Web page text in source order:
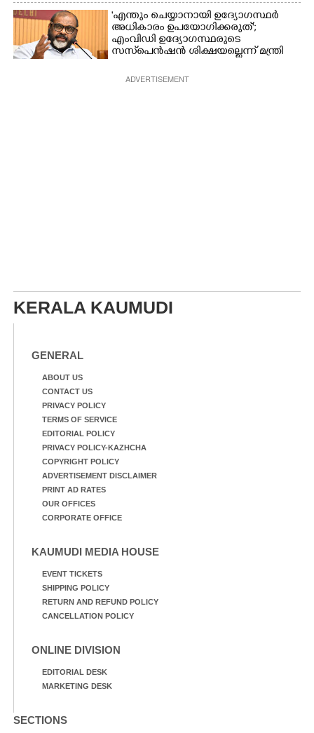
'എന്തും ചെയ്യാനായി ഉദ്യോഗസ്ഥർ
അധികാരം ഉപയോഗിക്കരുത്';
എംവിഡി ഉദ്യോഗസ്ഥരുടെ
സസ്‌പെൻഷൻ ശിക്ഷയല്ലെന്ന് മന്ത്രി
ADVERTISEMENT
KERALA KAUMUDI
GENERAL
ABOUT US
CONTACT US
PRIVACY POLICY
TERMS OF SERVICE
EDITORIAL POLICY
PRIVACY POLICY-KAZHCHA
COPYRIGHT POLICY
ADVERTISEMENT DISCLAIMER
PRINT AD RATES
OUR OFFICES
CORPORATE OFFICE
KAUMUDI MEDIA HOUSE
EVENT TICKETS
SHIPPING POLICY
RETURN AND REFUND POLICY
CANCELLATION POLICY
ONLINE DIVISION
EDITORIAL DESK
MARKETING DESK
SECTIONS